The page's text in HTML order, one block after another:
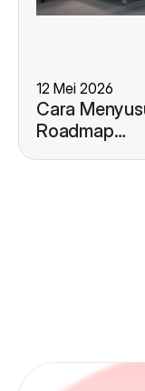
12 Mei 2026
Cara
Roadmap